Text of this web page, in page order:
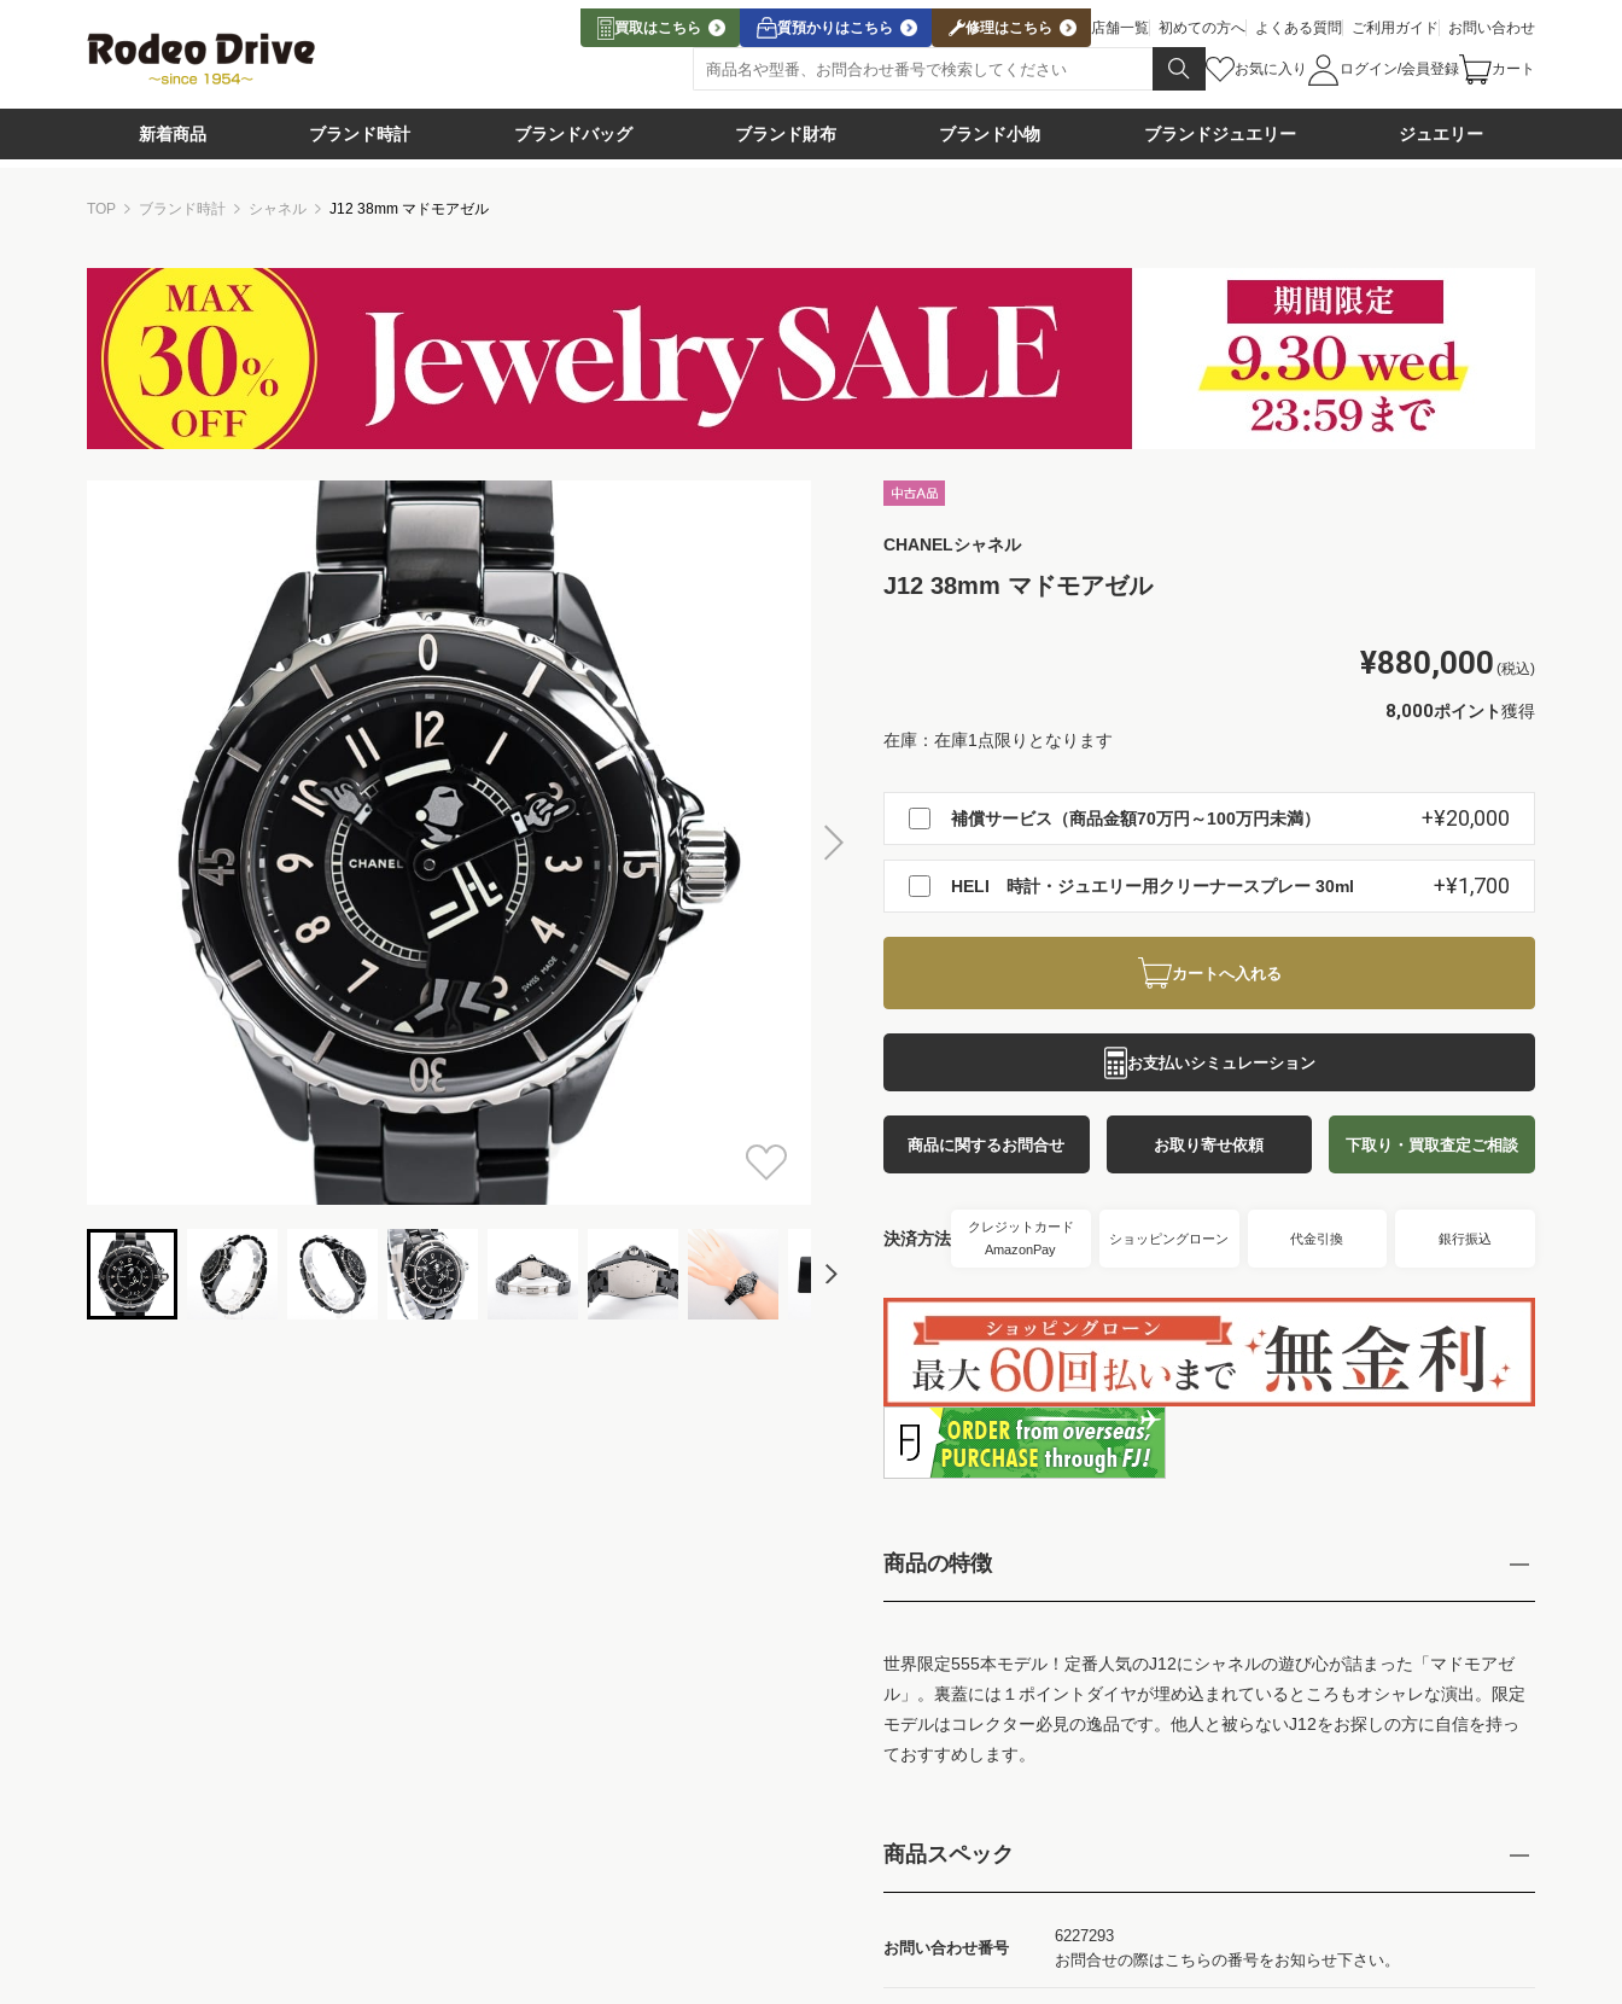
買取はこちら 質預かりはこちら 修理はこちら 店舗一覧 初めての方へ よくある質問 ご利用ガイド お問い合わせ
お気に入り ログイン/会員登録 カート
新着商品 ブランド時計 ブランドバッグ ブランド財布 ブランド小物 ブランドジュエリー ジュエリー
TOP ブランド時計 シャネル J12 38mm マドモアゼル
CHANELシャネル
J12 38mm マドモアゼル
¥880,000 (税込)
8,000ポイント獲得
在庫：在庫1点限りとなります
補償サービス（商品金額70万円～100万円未満） +¥20,000
HELI 時計・ジュエリー用クリーナースプレー 30ml +¥1,700
カートへ入れる
お支払いシミュレーション
商品に関するお問合せ お取り寄せ依頼 下取り・買取査定ご相談
決済方法
クレジットカード
AmazonPay
ショッピングローン 代金引換 銀行振込
商品の特徴
世界限定555本モデル！定番人気のJ12にシャネルの遊び心が詰まった「マドモアゼ
ル」。裏蓋には１ポイントダイヤが埋め込まれているところもオシャレな演出。限定
モデルはコレクター必見の逸品です。他人と被らないJ12をお探しの方に自信を持っ
ておすすめします。
商品スペック
お問い合わせ番号
6227293
お問合せの際はこちらの番号をお知らせ下さい。